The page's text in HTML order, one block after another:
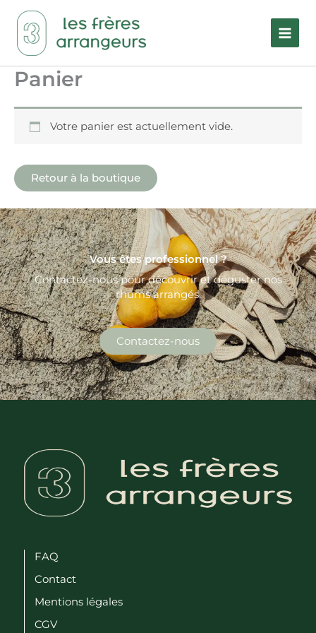
contenu
Panier
Votre panier est actuellement vide.
Retour à la boutique
Vous êtes professionnel ?
Contactez-nous pour découvrir et déguster nos
rhums arrangés.
Contactez-nous
FAQ
Contact
Mentions légales
CGV